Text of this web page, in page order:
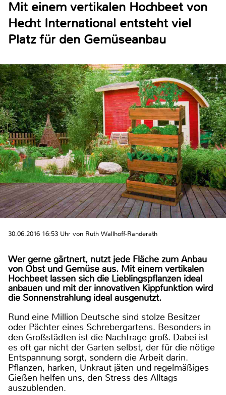
Mit einem vertikalen Hochbeet von
Hecht International entsteht viel
Platz für den Gemüseanbau
30.06.2016 16:53 Uhr von Ruth Wallhoff-Randerath
Wer gerne gärtnert, nutzt jede Fläche zum Anbau
von Obst und Gemüse aus. Mit einem vertikalen
Hochbeet lassen sich die Lieblingspflanzen ideal
anbauen und mit der innovativen Kippfunktion wird
die Sonnenstrahlung ideal ausgenutzt.
Rund eine Million Deutsche sind stolze Besitzer
oder Pächter eines Schrebergartens. Besonders in
den Großstädten ist die Nachfrage groß. Dabei ist
es oft gar nicht der Garten selbst, der für die nötige
Entspannung sorgt, sondern die Arbeit darin.
Pflanzen, harken, Unkraut jäten und regelmäßiges
Gießen helfen uns, den Stress des Alltags
auszublenden.